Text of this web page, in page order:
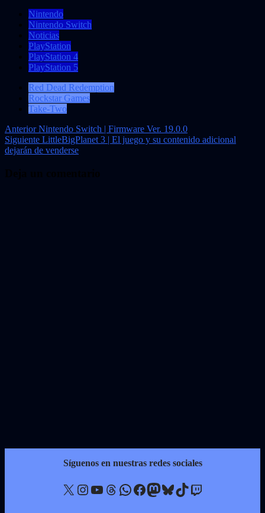
Nintendo
Nintendo Switch
Noticias
PlayStation
PlayStation 4
PlayStation 5
Red Dead Redemption
Rockstar Games
Take-Two
Navegación
de
AnteriorNintendo Switch | Firmware Ver. 19.0.0
Siguiente LittleBigPlanet 3 | El juego y su contenido adicional
dejarán de venderse
Síguenos en nuestras redes sociales
X Instagram YouTube Threads WhatsApp Facebook Mastodon Bluesky TikTok Twitch